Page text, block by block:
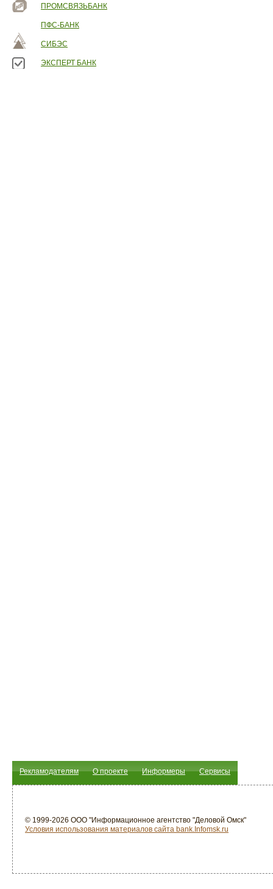
ПРОМСВЯЗЬБАНК
ПФС-БАНК
СИБЭС
ЭКСПЕРТ БАНК
Рекламодателям О проекте Информеры Сервисы
© 1999-2026 ООО "Информационное агентство "Деловой Омск"
Условия использования материалов сайта bank.Infomsk.ru